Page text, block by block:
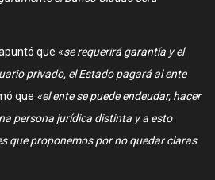
que «se requerirá garantía y el
privado, el Estado pagará al ente
que «el ente se puede endeudar, hacer
persona jurídica distinta y a esto
que proponemos por no quedar claras